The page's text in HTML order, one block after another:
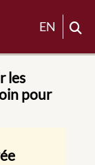
EN
les
pour